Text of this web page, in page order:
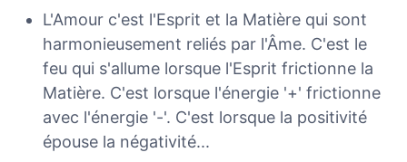
L'Amour c'est l'Esprit et la Matière qui sont
harmonieusement reliés par l'Âme. C'est le
feu qui s'allume lorsque l'Esprit frictionne la
Matière. C'est lorsque l'énergie '+' frictionne
avec l'énergie '-'. C'est lorsque la positivité
épouse la négativité...